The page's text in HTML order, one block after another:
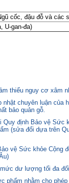
cốc, đậu đỗ và
U-gan-đa)
thiểu nguy cơ xâm
chuyên luận
bảo quản gỗ.
định Bảo vệ
(sửa đổi dựa trên
vệ Sức khỏe
dư lượng tối đa
nhằm cho